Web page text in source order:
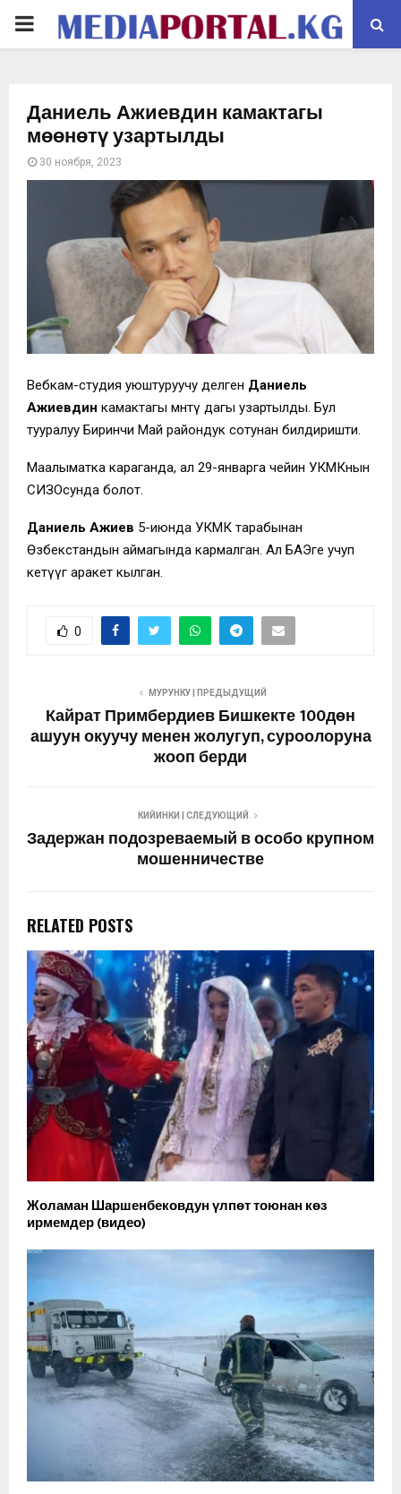
PRIMARY
Даниель Ажиевдин камактагы
мөөнөтү узартылды
30 ноября, 2023
Вебкам-студия уюштуруучу делген Даниель
Ажиевдин камактагы мөөнөтү дагы узартылды. Бул
тууралуу Биринчи Май райондук сотунан билдиришти.
Маалыматка караганда, ал 29-январга чейин УКМКнын
СИЗОсунда болот.
Даниель Ажиев 5-июнда УКМК тарабынан
Өзбекстандын аймагында кармалган. Ал БАЭге учуп
кетүүгө аракет кылган.
0
МУРУНКУ | ПРЕДЫДУЩИЙ
Кайрат Примбердиев Бишкекте 100дөн
ашуун окуучу менен жолугуп, суроолоруна
жооп берди
КИЙИНКИ | СЛЕДУЮЩИЙ
Задержан подозреваемый в особо крупном
мошенничестве
RELATED POSTS
Жоламан Шаршенбековдун үлпөт тоюнан көз
ирмемдер (видео)